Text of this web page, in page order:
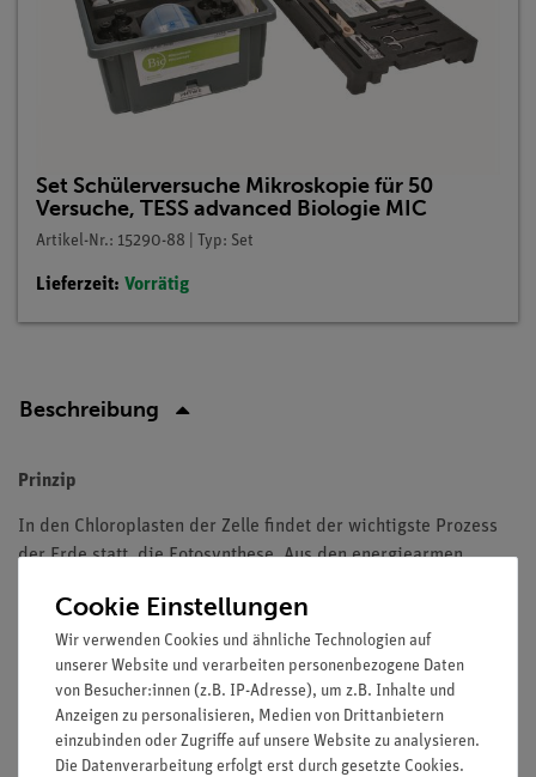
Set Schülerversuche Mikroskopie für 50
Versuche, TESS advanced Biologie MIC
Artikel-Nr.: 15290-88 | Typ: Set
Lieferzeit: Vorrätig
Beschreibung
Prinzip
In den Chloroplasten der Zelle findet der wichtigste Prozess
der Erde statt, die Fotosynthese. Aus den energiearmen
Glukose und der Sauerstoff gebildet. Die Energie stammt von
der Sonne. Glukose wird von der Pflanze zum Speichern in
Stärke umgewandelt.
Vorteile
Versuch ist Teil einer Komplettlösung mit insgesamt 50
Cookie Einstellungen
Wir verwenden Cookies und ähnliche Technologien auf
unserer Website und verarbeiten personenbezogene Daten
von Besucher:innen (z.B. IP-Adresse), um z.B. Inhalte und
Anzeigen zu personalisieren, Medien von Drittanbietern
einzubinden oder Zugriffe auf unsere Website zu analysieren.
Die Datenverarbeitung erfolgt erst durch gesetzte Cookies.